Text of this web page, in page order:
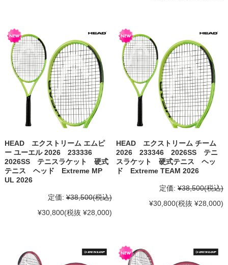
HEAD エクストリーム エムピ
ー ユーエル 2026 233336
2026SS テニスラケット 硬式
テニス ヘッド Extreme MP
UL 2026
定価: ¥38,500(税込)
¥30,800(税抜 ¥28,000)
HEAD エクストリーム チーム
2026 233346 2026SS テニ
スラケット 硬式テニス ヘッ
ド Extreme TEAM 2026
定価: ¥38,500(税込)
¥30,800(税抜 ¥28,000)